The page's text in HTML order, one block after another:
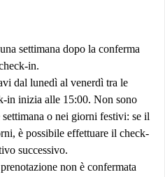
settimana dopo la conferma
in.
dal lunedì al venerdì tra le
in inizia alle 15:00. Non sono
o nei giorni festivi: se il
è possibile effettuare il check-
successivo.
non è confermata